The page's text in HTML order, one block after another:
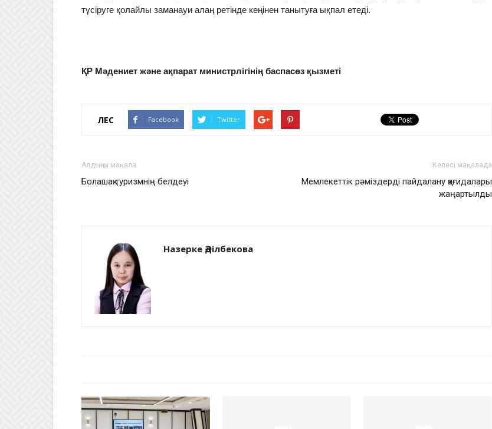
түсіруге қолайлы заманауи алаң ретінде кеңінен танытуға ықпал етеді.
ҚР Мәдениет және ақпарат министрлігінің баспасөз қызметі
ҮЛЕС Facebook Twitter
Алдыңғы мақала
Болашақ туризмнің белдеуі
Келесі мақалада
Мемлекеттік рәміздерді пайдалану қағидалары
жаңартылды
Назерке Әділбекова